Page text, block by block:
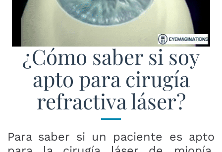
¿Cómo saber si soy
apto para cirugía
refractiva láser?
Para saber si un paciente es apto